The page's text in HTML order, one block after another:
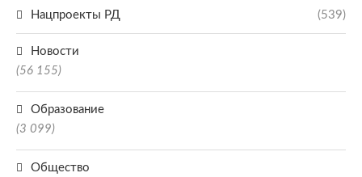
Нацпроекты РД (539)
Новости
(56 155)
Образование
(3 099)
Общество